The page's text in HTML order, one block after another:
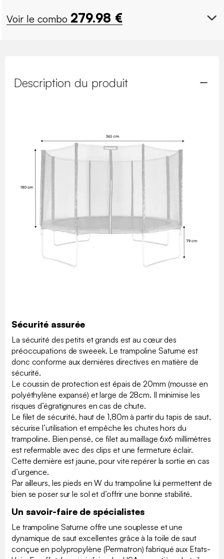
Voir le combo 279.98 €
Description du produit
Sécurité assurée
La sécurité des petits et grands est au cœur des
préoccupations de sweeek. Le trampoline Saturne est
donc conforme aux dernières directives en matière de
sécurité.
Le coussin de protection est épais de 20mm (mousse en
polyéthylène expansé) et large de 28cm. Il minimise les
risques d’égratignures en cas de chute.
Le filet de sécurité, haut de 1,80m à partir du tapis de saut,
sécurise l’utilisation et empêche les chutes hors du
trampoline. Bien pensé, ce filet au maillage 6x6 millimètres
est refermable avec des clips et une fermeture éclair.
Cette dernière est jaune, pour vite repérer la sortie en cas
d’urgence.
Par ailleurs, les pieds en W du trampoline lui permettent de
bien se poser sur le sol et d’offrir une bonne stabilité.
Un savoir-faire de spécialistes
Le trampoline Saturne offre une souplesse et une
dynamique de saut excellentes grâce à la toile de saut
conçue en polypropylène (Permatron) fabriqué aux Etats-